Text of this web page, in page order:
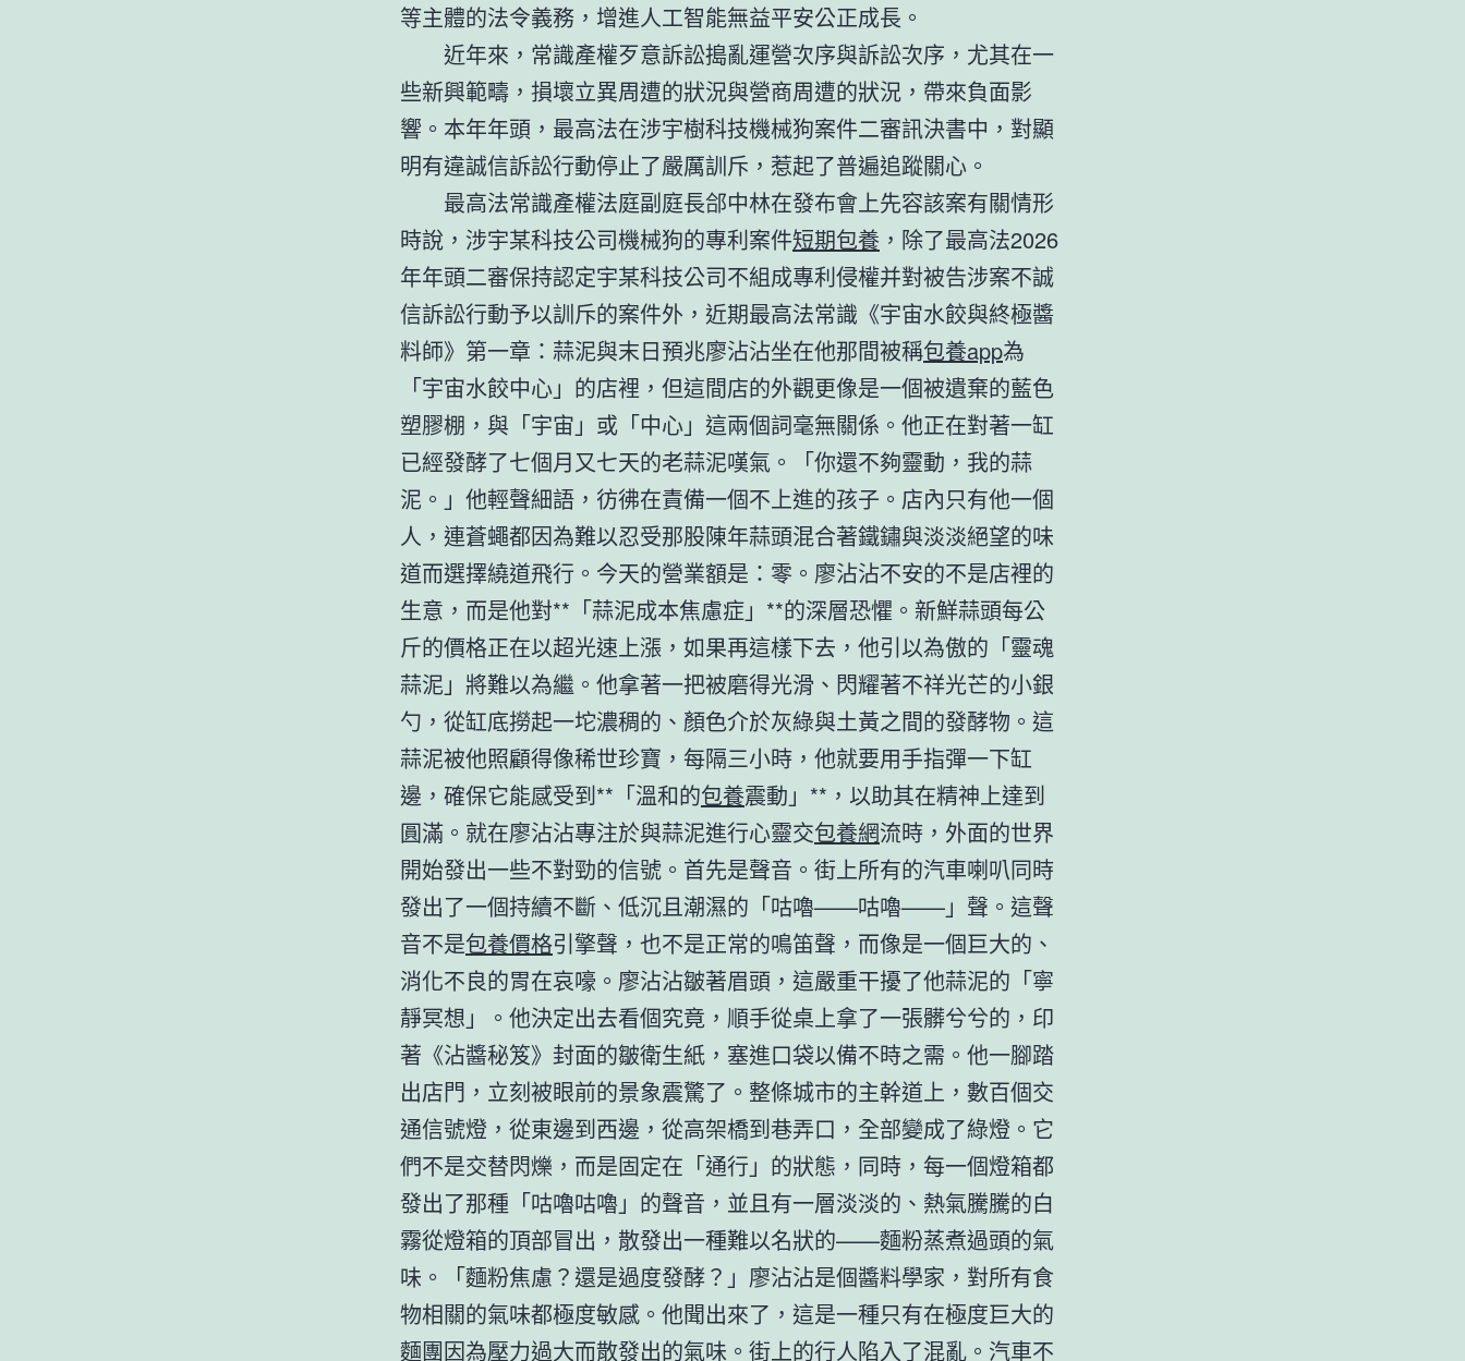
等主體的法令義務，增進人工智能無益平安公正成長。
近年來，常識產權歹意訴訟搗亂運營次序與訴訟次序，尤其在一
些新興範疇，損壞立異周遭的狀況與營商周遭的狀況，帶來負面影
響。本年年頭，最高法在涉宇樹科技機械狗案件二審訊決書中，對顯
明有違誠信訴訟行動停止了嚴厲訓斥，惹起了普遍追蹤關心。
最高法常識產權法庭副庭長郃中林在發布會上先容該案有關情形
時說，涉宇某科技公司機械狗的專利案件短期包養 ，除了最高法2026
年年頭二審保持認定宇某科技公司不組成專利侵權并對被告涉案不誠
信訴訟行動予以訓斥的案件外，近期最高法常識《宇宙水餃與終極醬
料師》第一章：蒜泥與末日預兆廖沾沾坐在他那間被稱包養app為
「宇宙水餃中心」的店裡，但這間店的外觀更像是一個被遺棄的藍色
塑膠棚，與「宇宙」或「中心」這兩個詞毫無關係。他正在對著一缸
已經發酵了七個月又七天的老蒜泥嘆氣。「你還不夠靈動，我的蒜
泥。」他輕聲細語，彷彿在責備一個不上進的孩子。店內只有他一個
人，連蒼蠅都因為難以忍受那股陳年蒜頭混合著鐵鏽與淡淡絕望的味
道而選擇繞道飛行。今天的營業額是：零。廖沾沾不安的不是店裡的
生意，而是他對**「蒜泥成本焦慮症」**的深層恐懼。新鮮蒜頭每公
斤的價格正在以超光速上漲，如果再這樣下去，他引以為傲的「靈魂
蒜泥」將難以為繼。他拿著一把被磨得光滑、閃耀著不祥光芒的小銀
勺，從缸底撈起一坨濃稠的、顏色介於灰綠與土黃之間的發酵物。這
蒜泥被他照顧得像稀世珍寶，每隔三小時，他就要用手指彈一下缸
邊，確保它能感受到**「溫和的包養震動」**，以助其在精神上達到
圓滿。就在廖沾沾專注於與蒜泥進行心靈交包養網流時，外面的世界
開始發出一些不對勁的信號。首先是聲音。街上所有的汽車喇叭同時
發出了一個持續不斷、低沉且潮濕的「咕嚕——咕嚕——」聲。這聲
音不是包養價格引擎聲，也不是正常的鳴笛聲，而像是一個巨大的、
消化不良的胃在哀嚎。廖沾沾皺著眉頭，這嚴重干擾了他蒜泥的「寧
靜冥想」。他決定出去看個究竟，順手從桌上拿了一張髒兮兮的，印
著《沾醬秘笈》封面的皺衛生紙，塞進口袋以備不時之需。他一腳踏
出店門，立刻被眼前的景象震驚了。整條城市的主幹道上，數百個交
通信號燈，從東邊到西邊，從高架橋到巷弄口，全部變成了綠燈。它
們不是交替閃爍，而是固定在「通行」的狀態，同時，每一個燈箱都
發出了那種「咕嚕咕嚕」的聲音，並且有一層淡淡的、熱氣騰騰的白
霧從燈箱的頂部冒出，散發出一種難以名狀的——麵粉蒸煮過頭的氣
味。「麵粉焦慮？還是過度發酵？」廖沾沾是個醬料學家，對所有食
物相關的氣味都極度敏感。他聞出來了，這是一種只有在極度巨大的
麵團因為壓力過大而散發出的氣味。街上的行人陷入了混亂。汽車不